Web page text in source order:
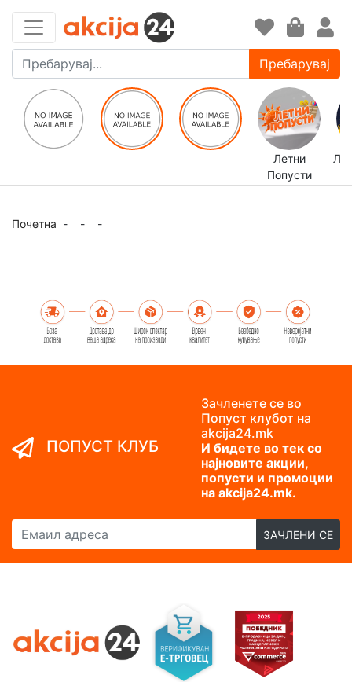
Пребарувај
Летни
Попусти
Почетна - - -
ПОПУСТ КЛУБ
Зачленете се во
Попуст клубот на
akcija24.mk
И бидете во тек со
најновите акции,
попусти и промоции
на akcija24.mk.
Емаил адреса
ЗАЧЛЕНИ СЕ